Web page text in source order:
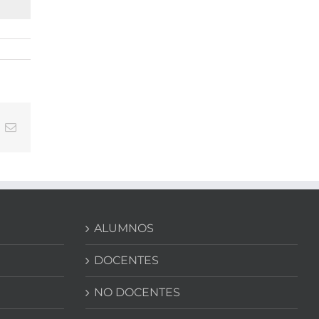
Correo
ALUMNOS
DOCENTES
NO DOCENTES